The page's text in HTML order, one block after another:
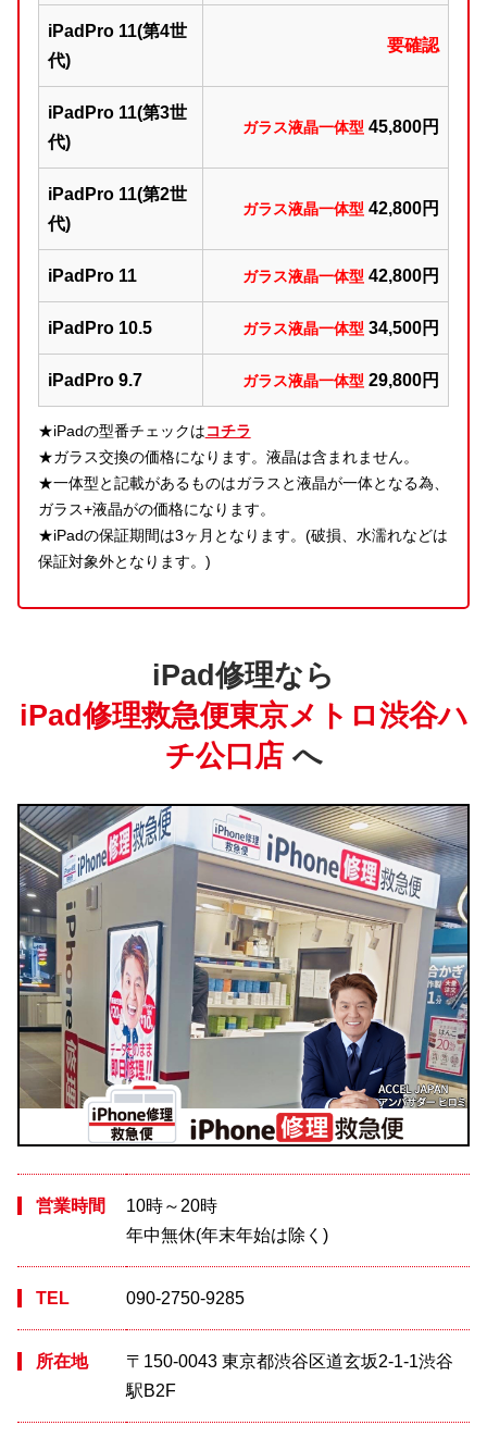
iPadPro 11(第4世
代)
要確認
iPadPro 11(第3世
代)
ガラス液晶一体型 45,800円
iPadPro 11(第2世
代)
ガラス液晶一体型 42,800円
iPadPro 11 ガラス液晶一体型 42,800円
iPadPro 10.5 ガラス液晶一体型 34,500円
iPadPro 9.7 ガラス液晶一体型 29,800円
★iPadの型番チェックはコチラ
★ガラス交換の価格になります。液晶は含まれません。
★一体型と記載があるものはガラスと液晶が一体となる為、
ガラス+液晶がの価格になります。
★iPadの保証期間は3ヶ月となります。(破損、水濡れなどは
保証対象外となります。)
iPad修理なら
iPad修理救急便東京メトロ渋谷ハ
チ公口店へ
営業時間
10時～20時
年中無休(年末年始は除く)
TEL 090-2750-9285
所在地
〒150-0043 東京都渋谷区道玄坂2-1-1渋谷
駅B2F